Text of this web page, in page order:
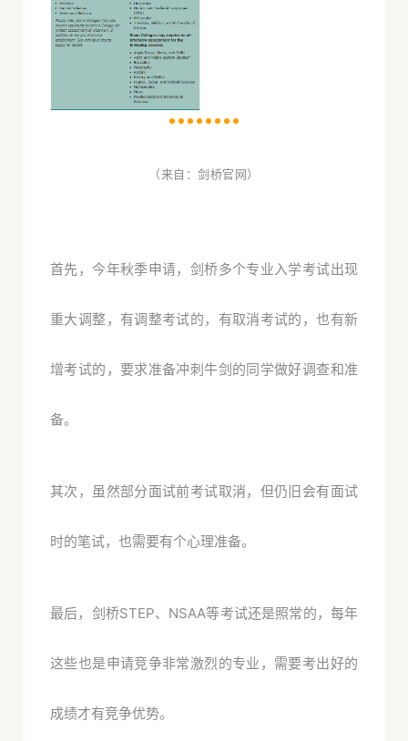
（来自：剑桥官网）
首先，今年秋季申请，剑桥多个专业入学考试出现
重大调整，有调整考试的，有取消考试的，也有新
增考试的，要求准备冲刺牛剑的同学做好调查和准
备。
其次，虽然部分面试前考试取消，但仍旧会有面试
时的笔试，也需要有个心理准备。
最后，剑桥STEP、NSAA等考试还是照常的，每年
这些也是申请竞争非常激烈的专业，需要考出好的
成绩才有竞争优势。